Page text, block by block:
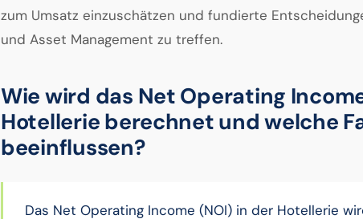
zum Umsatz einzuschätzen und fundierte
und Asset Management zu treffen.
Wie wird das Net Operating
Hotellerie berechnet und welche
beeinflussen?
Das Net Operating Income (NOI) in der Hotellerie